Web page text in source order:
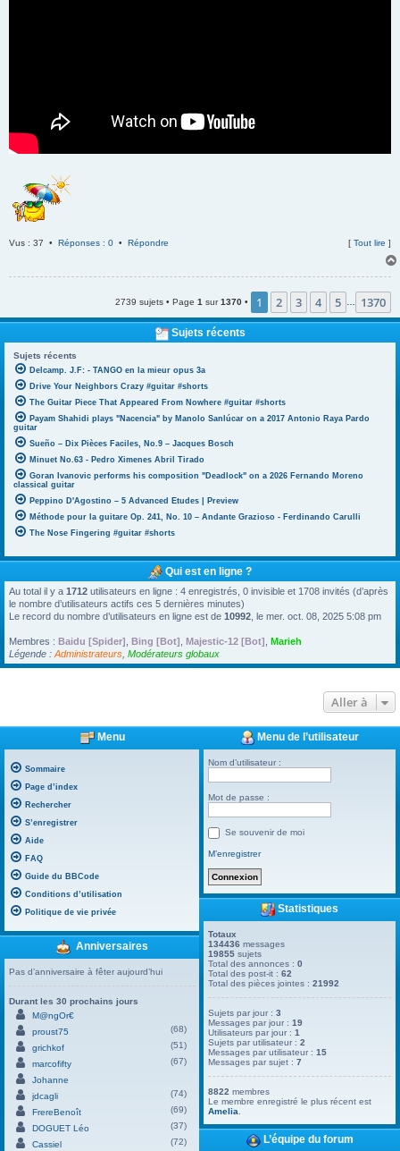
Vus : 37 • Réponses : 0 • Répondre [ Tout lire ]
2739 sujets • Page 1 sur1370 • 1 2 3 4 5 1370
Sujets récents
Sujets récents
Delcamp. J.F: - TANGO en la mieur opus 3a
Drive Your Neighbors Crazy #guitar #shorts
The Guitar Piece That Appeared From Nowhere #guitar #shorts
Payam Shahidi plays "Nacencia" by Manolo Sanlúcar on a 2017 Antonio Raya Pardo
guitar
Sueño – Dix Pièces Faciles, No.9 – Jacques Bosch
Minuet No.63 - Pedro Ximenes Abril Tirado
Goran Ivanovic performs his composition "Deadlock" on a 2026 Fernando Moreno
classical guitar
Peppino D'Agostino – 5 Advanced Etudes | Preview
Méthode pour la guitare Op. 241, No. 10 – Andante Grazioso - Ferdinando Carulli
The Nose Fingering #guitar #shorts
Qui est en ligne ?
Au total il y a 1712 utilisateurs en ligne : 4 enregistrés, 0 invisible et 1708 invités (d’après
le nombre d’utilisateurs actifs ces 5 dernières minutes)
Le record du nombre d’utilisateurs en ligne est de 10992 , le mer. oct. 08, 2025 5:08 pm
Membres : Baidu [Spider] Bing [Bot] Majestic-12 [Bot] Marieh
Légende : Administrateurs Modérateurs globaux
Aller à
Menu
Sommaire
Page d’index
Rechercher
S’enregistrer
Aide
FAQ
Guide du BBCode
Conditions d’utilisation
Politique de vie privée
Anniversaires
Pas d’anniversaire à fêter aujourd’hui
Durant les 30 prochains jours
M@ngOr€
proust75
(68)
grichkof
(51)
marcofifty
(67)
Johanne
jdcagli
(74)
FrereBenoît
(69)
DOGUET Léo
(37)
Cassiel
(72)
Menu de l’utilisateur
Nom d’utilisateur :
Mot de passe :
Se souvenir de moi
M’enregistrer
Statistiques
Totaux
134436 messages
19855 sujets
Total des annonces :0
Total des post-it :62
Total des pièces jointes :21992
Sujets par jour :3
Messages par jour :19
Utilisateurs par jour :1
Sujets par utilisateur :2
Messages par utilisateur :15
Messages par sujet :7
8822 membres
Le membre enregistré le plus récent est
Amelia
L’équipe du forum